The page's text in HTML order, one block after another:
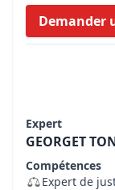
Demander
Expert
GEORGET
Compétences
Expert de